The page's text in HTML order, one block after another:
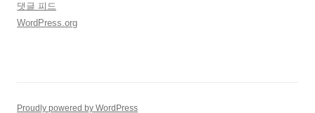
댓글 피드
WordPress.org
Proudly powered by WordPress